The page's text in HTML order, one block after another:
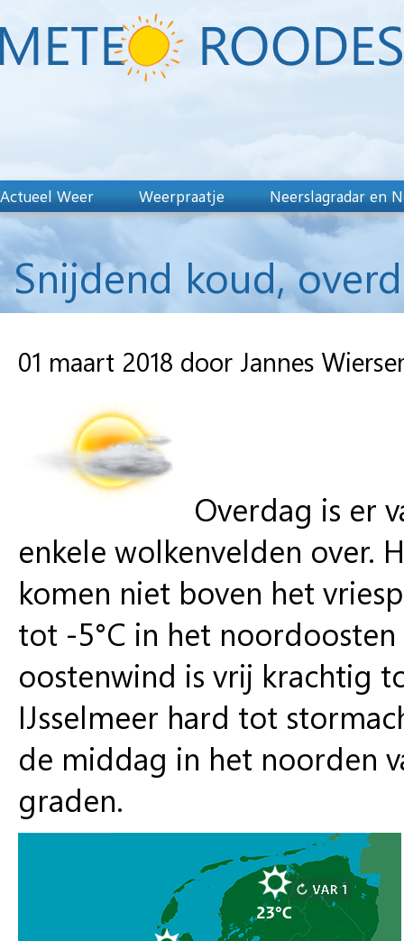
Actueel Weer Weerpraatje Neerslagradar en
Snijdend koud,
01 maart 2018 door Jannes
Overdag is er
enkele wolkenvelden over.
komen niet boven het
tot -5°C in het
oostenwind is vrij krachtig
IJsselmeer hard tot
de middag in het noorden
graden.